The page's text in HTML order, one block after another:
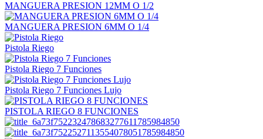
MANGUERA PRESION 12MM O 1/2
MANGUERA PRESION 6MM O 1/4
Pistola Riego
Pistola Riego 7 Funciones
Pistola Riego 7 Funciones Lujo
PISTOLA RIEGO 8 FUNCIONES